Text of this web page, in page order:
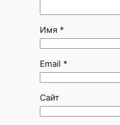
Имя *
Email *
Сайт